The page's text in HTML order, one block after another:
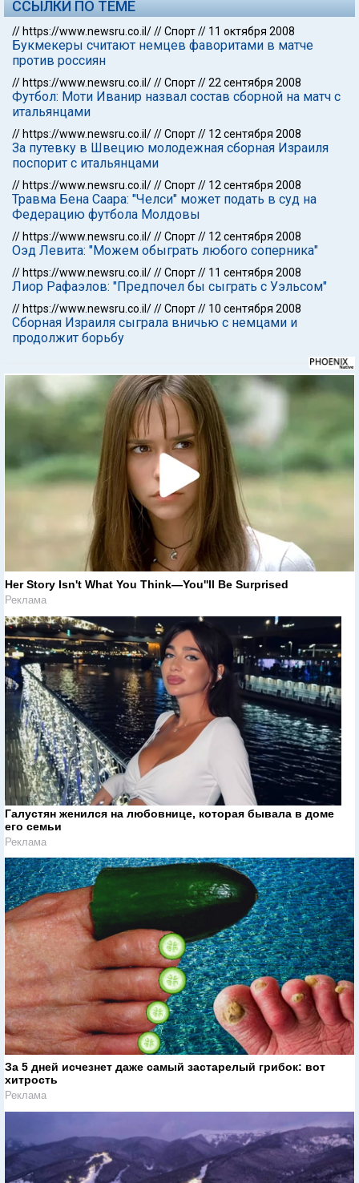
ССЫЛКИ ПО ТЕМЕ
// https://www.newsru.co.il///Спорт// 11 октября 2008
Букмекеры считают немцев фаворитами в матче
против россиян
// https://www.newsru.co.il///Спорт//22 сентября 2008
Футбол: Моти Иванир назвал состав сборной на матч с
итальянцами
// https://www.newsru.co.il///Спорт// 12 сентября 2008
За путевку в Швецию молодежная сборная Израиля
поспорит с итальянцами
// https://www.newsru.co.il///Спорт// 12 сентября 2008
Травма Бена Саара: "Челси" может подать в суд на
Федерацию футбола Молдовы
// https://www.newsru.co.il///Спорт// 12 сентября 2008
Оэд Левита: "Можем обыграть любого соперника"
// https://www.newsru.co.il///Спорт// 11 сентября 2008
Лиор Рафаэлов: "Предпочел бы сыграть с Уэльсом"
// https://www.newsru.co.il///Спорт// 10 сентября 2008
Сборная Израиля сыграла вничью с немцами и
продолжит борьбу
Her Story Isn't What You Think—You''ll Be Surprised
Реклама
Галустян женился на любовнице, которая бывала в доме
его семьи
Реклама
За 5 дней исчезнет даже самый застарелый грибок: вот
хитрость
Реклама